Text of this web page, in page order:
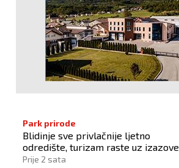
Park prirode
Blidinje sve privlačnije ljetno
odredište, turizam raste uz izazove
očuvanja prirode
Prije 2 sata